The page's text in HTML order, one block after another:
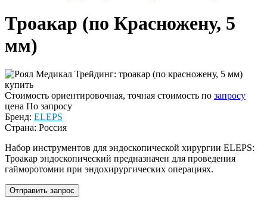
Троакар (по Красножену, 5
мм)
Стоимость ориентировочная, точная стоимость по запросу
цена По запросу
Бренд: ELEPS
Страна: Россия
Набор инструментов для эндоскопической хирургии ELEPS:
Троакар эндоскопический предназначен для проведения
гайморотомии при эндохирургических операциях.
Отправить запрос